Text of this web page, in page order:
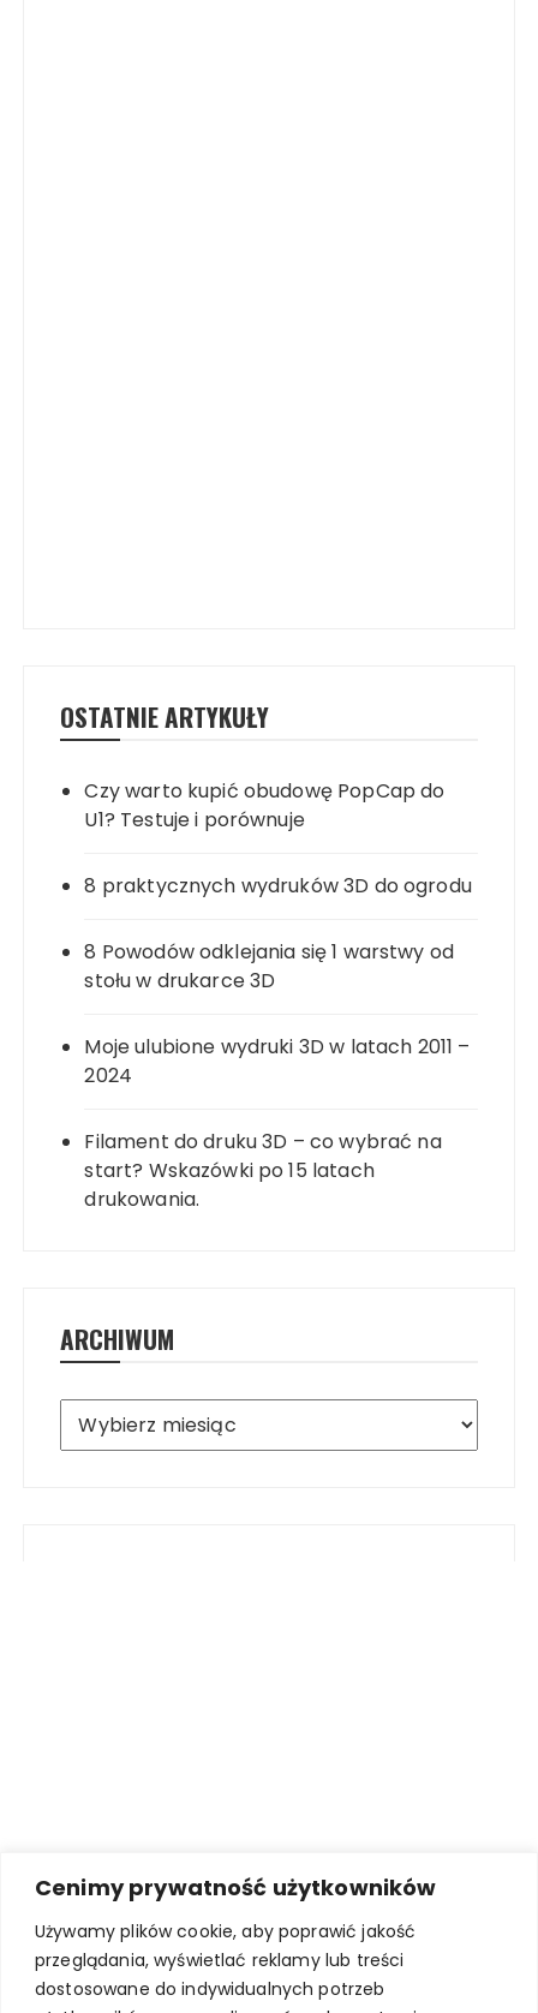
Cenimy prywatność użytkowników
Używamy plików cookie, aby poprawić jakość
przeglądania, wyświetlać reklamy lub treści
dostosowane do indywidualnych potrzeb
OSTATNIE ARTYKUŁY
Czy warto kupić obudowę PopCap do
U1? Testuje i porównuje
8 praktycznych wydruków 3D do ogrodu
8 Powodów odklejania się 1 warstwy od
stołu w drukarce 3D
Moje ulubione wydruki 3D w latach 2011 –
2024
Filament do druku 3D – co wybrać na
start? Wskazówki po 15 latach
drukowania.
ARCHIWUM
Archiwum